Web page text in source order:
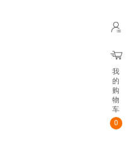
我
的
购
物
车
0